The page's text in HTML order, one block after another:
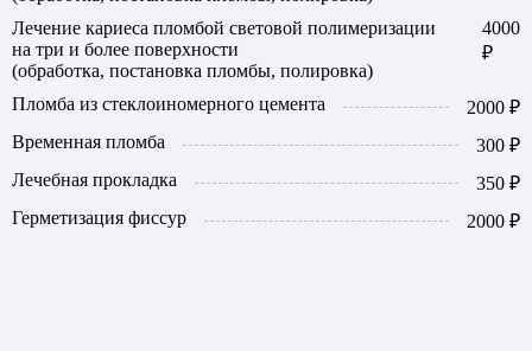
Лечение кариеса пломбой световой полимеризации
на три и более поверхности
(обработка, постановка пломбы, полировка)
4000
₽
Пломба из стеклоиномерного цемента
2000 ₽
Временная пломба
300 ₽
Лечебная прокладка
350 ₽
Герметизация фиссур
2000 ₽